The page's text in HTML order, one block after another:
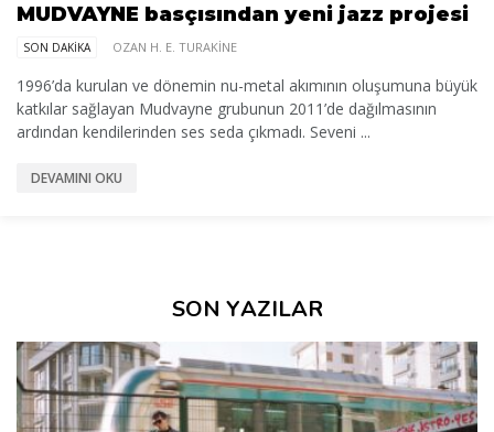
MUDVAYNE basçısından yeni jazz projesi
SON DAKİKA OZAN H. E. TURAKINE
1996’da kurulan ve dönemin nu-metal akımının oluşumuna büyük
katkılar sağlayan Mudvayne grubunun 2011’de dağılmasının
ardından kendilerinden ses seda çıkmadı. Seveni ...
DEVAMINI OKU
SON YAZILAR